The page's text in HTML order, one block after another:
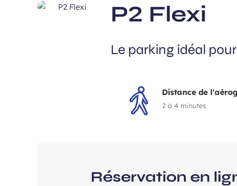
P2 Flexi
Le parking idéal
Distance de
2 à 4 minutes
Réservation en